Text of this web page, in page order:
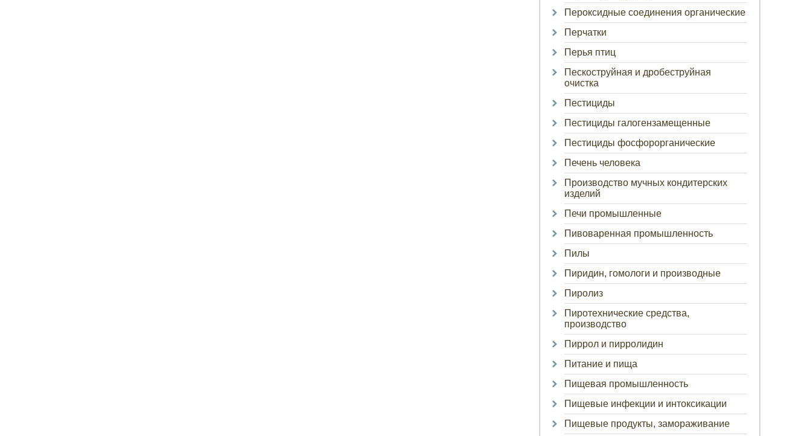
Пероксидные соединения органические
Перчатки
Перья птиц
Пескоструйная и дробеструйная
очистка
Пестициды
Пестициды галогензамещенные
Пестициды фосфорорганические
Печень человека
Производство мучных кондитерских
изделий
Печи промышленные
Пивоваренная промышленность
Пилы
Пиридин, гомологи и производные
Пиролиз
Пиротехнические средства,
производство
Пиррол и пирролидин
Питание и пища
Пищевая промышленность
Пищевые инфекции и интоксикации
Пищевые продукты, замораживание